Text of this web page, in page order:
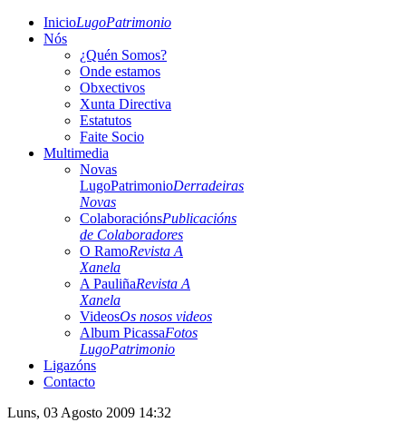
InicioLugoPatrimonio
Nós
¿Quén Somos?
Onde estamos
Obxectivos
Xunta Directiva
Estatutos
Faite Socio
Multimedia
Novas
LugoPatrimonioDerradeiras
Novas
ColaboraciónsPublicacións
de Colaboradores
O RamoRevista A
Xanela
A PauliñaRevista A
Xanela
VideosOs nosos videos
Album PicassaFotos
LugoPatrimonio
Ligazóns
Contacto
Luns, 03 Agosto 2009 14:32